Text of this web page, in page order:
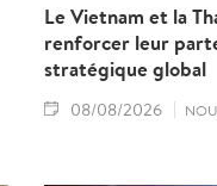
Le Vietnam et la
renforcer leur
stratégique global
08/08/2026